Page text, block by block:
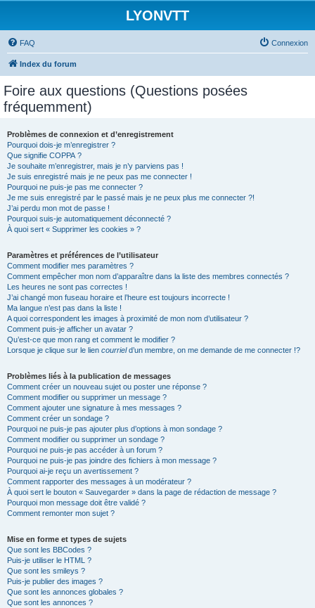
LYONVTT
FAQ Connexion
Index du forum
Foire aux questions (Questions posées
fréquemment)
Problèmes de connexion et d’enregistrement
Pourquoi dois-je m’enregistrer ?
Que signifie COPPA ?
Je souhaite m’enregistrer, mais je n’y parviens pas !
Je suis enregistré mais je ne peux pas me connecter !
Pourquoi ne puis-je pas me connecter ?
Je me suis enregistré par le passé mais je ne peux plus me connecter ?!
J’ai perdu mon mot de passe !
Pourquoi suis-je automatiquement déconnecté ?
À quoi sert « Supprimer les cookies » ?
Paramètres et préférences de l’utilisateur
Comment modifier mes paramètres ?
Comment empêcher mon nom d’apparaître dans la liste des membres connectés ?
Les heures ne sont pas correctes !
J’ai changé mon fuseau horaire et l’heure est toujours incorrecte !
Ma langue n’est pas dans la liste !
A quoi correspondent les images à proximité de mon nom d’utilisateur ?
Comment puis-je afficher un avatar ?
Qu’est-ce que mon rang et comment le modifier ?
Lorsque je clique sur le lien courrield’un membre, on me demande de me connecter !?
Problèmes liés à la publication de messages
Comment créer un nouveau sujet ou poster une réponse ?
Comment modifier ou supprimer un message ?
Comment ajouter une signature à mes messages ?
Comment créer un sondage ?
Pourquoi ne puis-je pas ajouter plus d’options à mon sondage ?
Comment modifier ou supprimer un sondage ?
Pourquoi ne puis-je pas accéder à un forum ?
Pourquoi ne puis-je pas joindre des fichiers à mon message ?
Pourquoi ai-je reçu un avertissement ?
Comment rapporter des messages à un modérateur ?
À quoi sert le bouton « Sauvegarder » dans la page de rédaction de message ?
Pourquoi mon message doit être validé ?
Comment remonter mon sujet ?
Mise en forme et types de sujets
Que sont les BBCodes ?
Puis-je utiliser le HTML ?
Que sont les smileys ?
Puis-je publier des images ?
Que sont les annonces globales ?
Que sont les annonces ?